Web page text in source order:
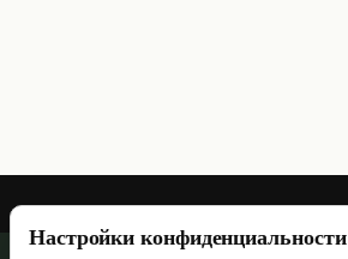
Настройки конфиденциальности